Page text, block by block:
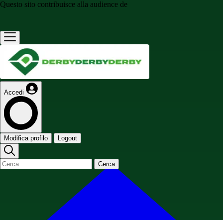
Questo sito contribuisce alla audience de
Accedi
Modifica profilo Logout
Cerca